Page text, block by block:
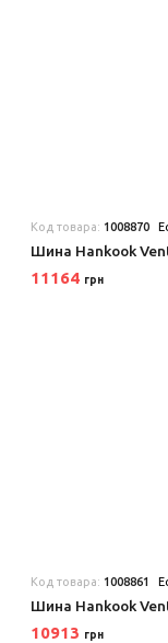
Код товара: 1008870
Шина Hankook
11164 грн
Код товара: 1008861
Шина Hankook
10913 грн